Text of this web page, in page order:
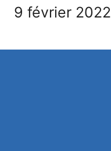
9 février 2022